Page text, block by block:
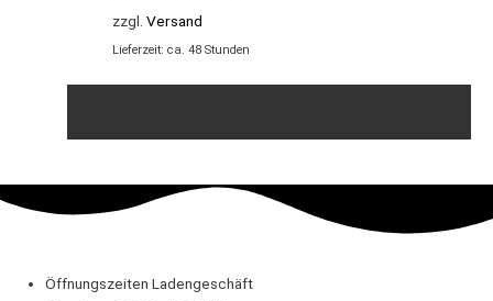
zzgl.Versand
Lieferzeit: ca. 48 Stunden
Öffnungszeiten Ladengeschäft